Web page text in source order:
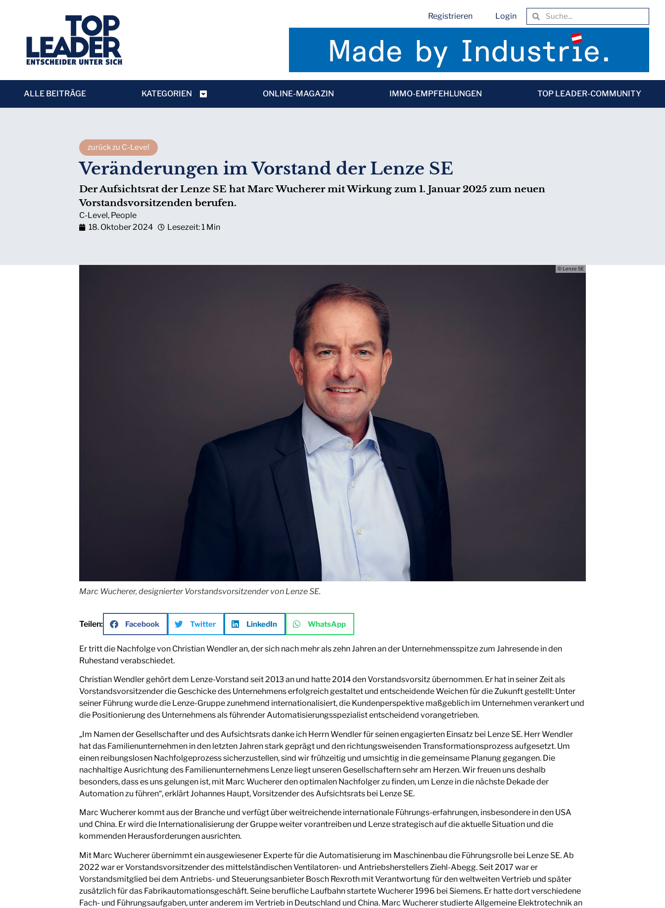
Registrieren Login
ALLE BEITRÄGE KATEGORIEN ONLINE-MAGAZIN IMMO-EMPFEHLUNGEN TOP LEADER-COMMUNITY
zurück zu C-Level
Veränderungen im Vorstand der Lenze SE
Der Aufsichtsrat der Lenze SE hat Marc Wucherer mit Wirkung zum 1. Januar 2025 zum neuen
Vorstandsvorsitzenden berufen.
C-Level, People
18. Oktober 2024
Lesezeit: 1 Min
© Lenze SE
Marc Wucherer, designierter Vorstandsvorsitzender von Lenze SE.
Teilen: Facebook Twitter LinkedIn WhatsApp
Er tritt die Nachfolge von Christian Wendler an, der sich nach mehr als zehn Jahren an der Unternehmensspitze zum Jahresende in den
Ruhestand verabschiedet.
Christian Wendler gehört dem Lenze-Vorstand seit 2013 an und hatte 2014 den Vorstandsvorsitz übernommen. Er hat in seiner Zeit als
Vorstandsvorsitzender die Geschicke des Unternehmens erfolgreich gestaltet und entscheidende Weichen für die Zukunft gestellt: Unter
seiner Führung wurde die Lenze-Gruppe zunehmend internationalisiert, die Kundenperspektive maßgeblich im Unternehmen verankert und
die Positionierung des Unternehmens als führender Automatisierungsspezialist entscheidend vorangetrieben.
„Im Namen der Gesellschafter und des Aufsichtsrats danke ich Herrn Wendler für seinen engagierten Einsatz bei Lenze SE. Herr Wendler
hat das Familienunternehmen in den letzten Jahren stark geprägt und den richtungsweisenden Transformationsprozess aufgesetzt. Um
einen reibungslosen Nachfolgeprozess sicherzustellen, sind wir frühzeitig und umsichtig in die gemeinsame Planung gegangen. Die
nachhaltige Ausrichtung des Familienunternehmens Lenze liegt unseren Gesellschaftern sehr am Herzen. Wir freuen uns deshalb
besonders, dass es uns gelungen ist, mit Marc Wucherer den optimalen Nachfolger zu finden, um Lenze in die nächste Dekade der
Automation zu führen“, erklärt Johannes Haupt, Vorsitzender des Aufsichtsrats bei Lenze SE.
Marc Wucherer kommt aus der Branche und verfügt über weitreichende internationale Führungs-erfahrungen, insbesondere in den USA
und China. Er wird die Internationalisierung der Gruppe weiter vorantreiben und Lenze strategisch auf die aktuelle Situation und die
kommenden Herausforderungen ausrichten.
Mit Marc Wucherer übernimmt ein ausgewiesener Experte für die Automatisierung im Maschinenbau die Führungsrolle bei Lenze SE. Ab
2022 war er Vorstandsvorsitzender des mittelständischen Ventilatoren- und Antriebsherstellers Ziehl-Abegg. Seit 2017 war er
Vorstandsmitglied bei dem Antriebs- und Steuerungsanbieter Bosch Rexroth mit Verantwortung für den weltweiten Vertrieb und später
zusätzlich für das Fabrikautomationsgeschäft. Seine berufliche Laufbahn startete Wucherer 1996 bei Siemens. Er hatte dort verschiedene
Fach- und Führungsaufgaben, unter anderem im Vertrieb in Deutschland und China. Marc Wucherer studierte Allgemeine Elektrotechnik an